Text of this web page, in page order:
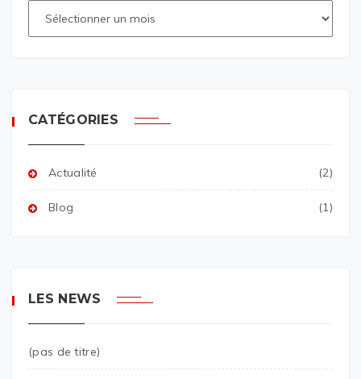
CATÉGORIES
Actualité (2)
Blog (1)
LES NEWS
(pas de titre)